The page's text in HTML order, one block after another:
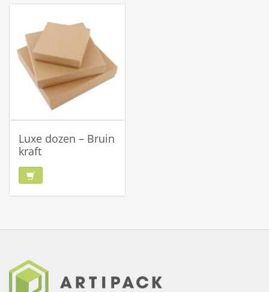
Luxe dozen – Bruin
kraft